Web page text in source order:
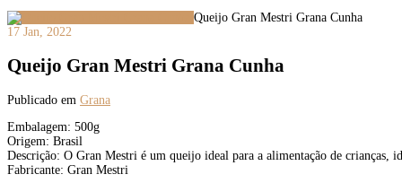
Queijo Gran Mestri Grana Cunha
17 Jan, 2022
Queijo Gran Mestri Grana Cunha
Publicado em Grana
Embalagem: 500g
Origem: Brasil
Descrição: O Gran Mestri é um queijo ideal para a alimentação de crianças,
Fabricante: Gran Mestri